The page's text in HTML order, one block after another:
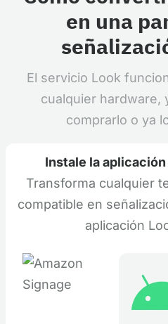
en una
El servicio Look
cualquier hardware,
comprarlo o ya
Instale la aplicación
Transforma cualquier
compatible en
aplicación